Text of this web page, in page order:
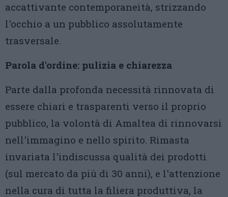
accattivante contemporaneità, strizzando
l'occhio a un pubblico assolutamente
trasversale.
Parola d'ordine: pulizia e chiarezza
Parte dalla profonda necessità rinnovata di
essere chiari e trasparenti verso il proprio
pubblico, la volontà di Amaltea di rinnovarsi
nell'immagino e nello spirito. Rimasta
invariata l'indiscussa qualità dei prodotti
(sul mercato da più di 30 anni), e l'attenzione
nella cura di tutta la filiera produttiva, la